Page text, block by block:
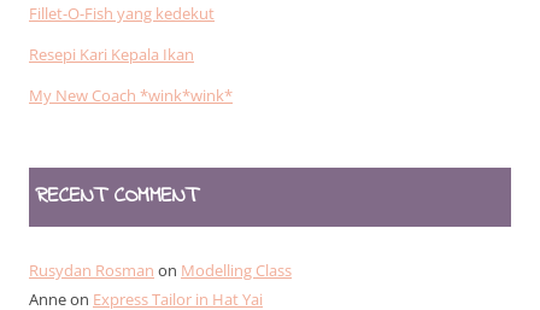
Fillet-O-Fish yang kedekut
Resepi Kari Kepala Ikan
My New Coach *wink*wink*
RECENT COMMENT
Rusydan Rosman on Modelling Class
Anneon Express Tailor in Hat Yai